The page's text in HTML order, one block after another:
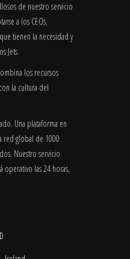
de nuestro servicio
a los CEOs,
tienen la necesidad y
Jets.
los recursos
la cultura del
Una plataforma en
red global de 1000
Nuestro servicio
operativo las 24 horas,